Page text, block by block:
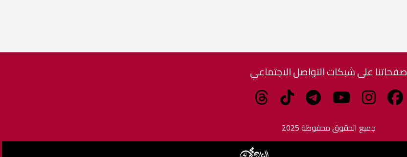
صفحاتنا على شبكات التواصل الاجتماعي
جميع الحقوق محفوظة 2025